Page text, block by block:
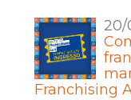
20/
Franchising